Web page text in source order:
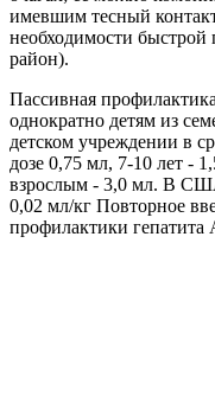
имевшим тесный
необходимости
район).
Пассивная
однократно детям из
детском учреждении в
дозе 0,75 мл, 7-10 лет -
взрослым - 3,0 мл. В США
0,02 мл/кг Повторное
профилактики гепатита